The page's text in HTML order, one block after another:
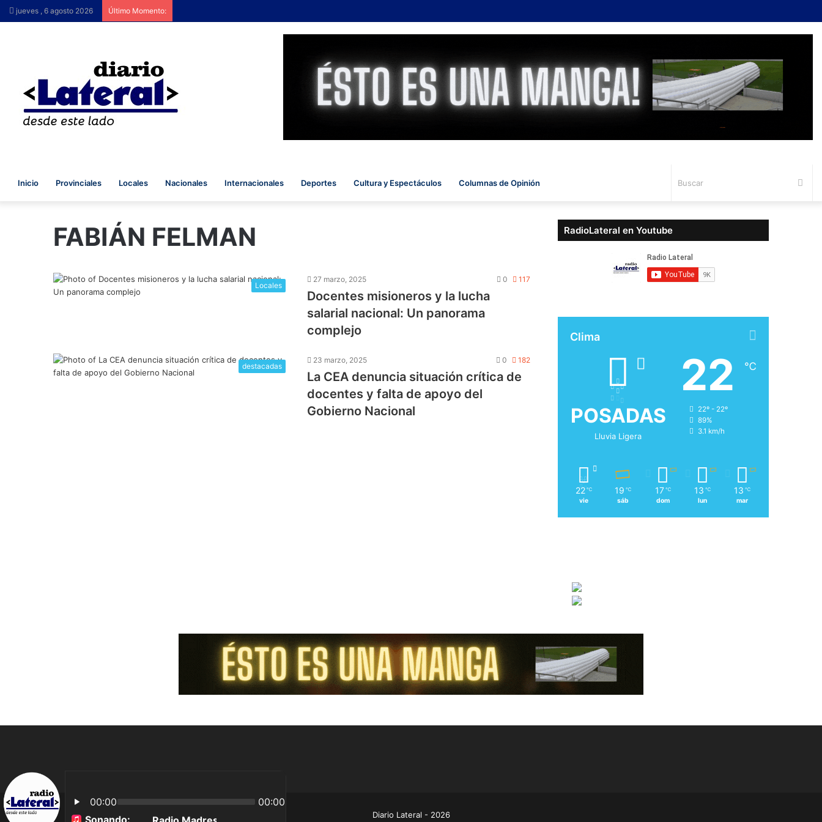
jueves , 6 agosto 2026 Último Momento:
Inicio Provinciales Locales Nacionales Internacionales Deportes Cultura y Espectáculos Columnas de Opinión
FABIÁN FELMAN
Locales
27 marzo, 2025 0 117
Docentes misioneros y la lucha
salarial nacional: Un panorama
complejo
destacadas
23 marzo, 2025 0 182
La CEA denuncia situación crítica de
docentes y falta de apoyo del
Gobierno Nacional
RadioLateral en Youtube
Clima
POSADAS
Lluvia Ligera
22 ℃
22º - 22º
89%
3.1 km/h
22 ℃
vie
19 ℃
sáb
17 ℃
dom
13 ℃
lun
13 ℃
mar
Diario Lateral - 2026